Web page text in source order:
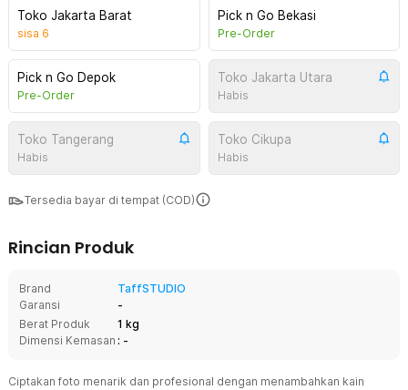
Toko Jakarta Barat
sisa 6
Pick n Go Bekasi
Pre-Order
Pick n Go Depok
Pre-Order
Toko Jakarta Utara
Habis
Toko Tangerang
Habis
Toko Cikupa
Habis
Tersedia bayar di tempat (COD)
Rincian Produk
Brand
TaffSTUDIO
Garansi
-
Berat Produk
1 kg
Dimensi Kemasan : -
Ciptakan foto menarik dan profesional dengan menambahkan kain